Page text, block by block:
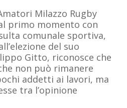
Milazzo Rugby
primo momento con
comunale sportiva,
del suo
Gitto, riconosce che
non può rimanere
addetti ai lavori, ma
tra l’opinione